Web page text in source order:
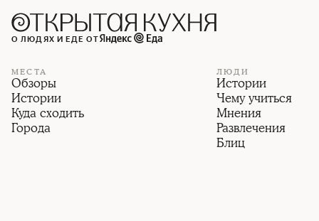
О ЛЮДЯХ И ЕДЕ ОТ
МЕСТА
Обзоры
Истории
Куда сходить
Города
ЛЮДИ
Истории
Чему учиться
Мнения
Развлечения
Блиц